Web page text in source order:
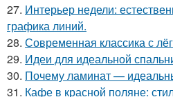
27. Интерьер недели:
графика линий.
28. Современная классика с
29. Идеи для идеальной
30. Почему ламинат —
31. Кафе в красной поляне: